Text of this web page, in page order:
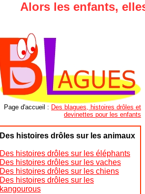
Alors les enfants,
Page d'accueil : Des blagues, histoires drôles et
devinettes pour les enfants
Des histoires drôles sur les animaux
Des histoires drôles sur les éléphants
Des histoires drôles sur les vaches
Des histoires drôles sur les chiens
Des histoires drôles sur les
kangourous